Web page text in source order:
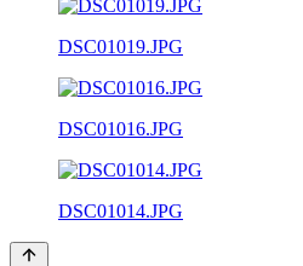
DSC01019.JPG
DSC01016.JPG
DSC01014.JPG